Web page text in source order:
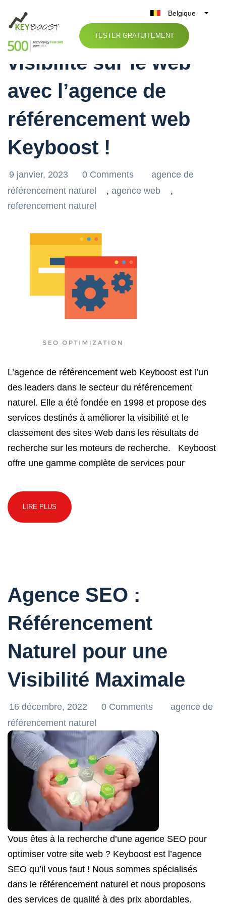
Belgique
België
Nederland
Italia
TESTER GRATUITEMENT
Améliorez votre
visibilité sur le web
avec l’agence de
référencement web
Keyboost !
9 janvier, 2023 0 Comments
agence de
référencement naturel
, agence web
,
referencement naturel
L’agence de référencement web Keyboost est l’un
des leaders dans le secteur du référencement
naturel. Elle a été fondée en 1998 et propose des
services destinés à améliorer la visibilité et le
classement des sites Web dans les résultats de
recherche sur les moteurs de recherche. Keyboost
offre une gamme complète de services pour
LIRE PLUS
Agence SEO :
Référencement
Naturel pour une
Visibilité Maximale
16 décembre, 2022 0 Comments
agence de
référencement naturel
Vous êtes à la recherche d’une agence SEO pour
optimiser votre site web ? Keyboost est l’agence
SEO qu’il vous faut ! Nous sommes spécialisés
dans le référencement naturel et nous proposons
des services de qualité à des prix abordables.